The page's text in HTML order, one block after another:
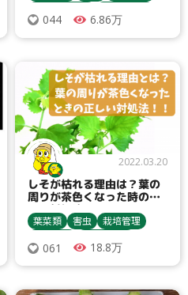
バジル
アブラムシ類
病害虫対策
ダニ類
044 6.86万
2022.03.20
しそが枯れる理由は？葉の
周りが茶色くなった時の正
しい対処法
葉菜類 害虫
栽培管理
アブラムシ類
追肥
病害虫対策
ダニ類 シソ
061 18.8万